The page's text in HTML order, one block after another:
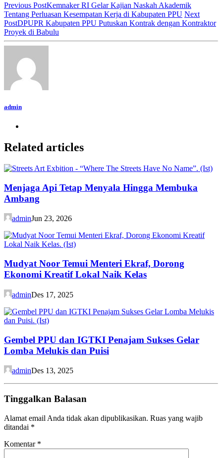
Previous PostKemnaker RI Gelar Kajian Naskah Akademik
Tentang Perluasan Kesempatan Kerja di Kabupaten PPU Next
PostDPUPR Kabupaten PPU Putuskan Kontrak dengan Kontraktor
Proyek di Babulu
admin
Related articles
Menjaga Api Tetap Menyala Hingga Membuka
Ambang
adminJun 23, 2026
Mudyat Noor Temui Menteri Ekraf, Dorong
Ekonomi Kreatif Lokal Naik Kelas
adminDes 17, 2025
Gembel PPU dan IGTKI Penajam Sukses Gelar
Lomba Melukis dan Puisi
adminDes 13, 2025
Tinggalkan Balasan
Alamat email Anda tidak akan dipublikasikan. Ruas yang wajib
ditandai *
Komentar *